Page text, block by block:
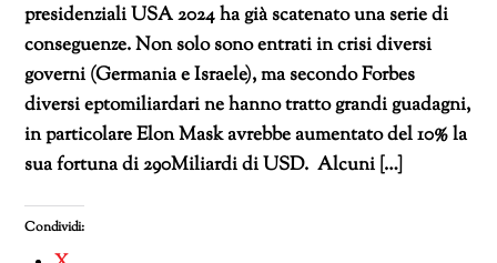
presidenziali USA 2024 ha già scatenato una serie di
conseguenze. Non solo sono entrati in crisi diversi
governi (Germania e Israele), ma secondo Forbes
diversi eptomiliardari ne hanno tratto grandi guadagni,
in particolare Elon Mask avrebbe aumentato del 10% la
sua fortuna di 290Miliardi di USD. Alcuni […]
Condividi: